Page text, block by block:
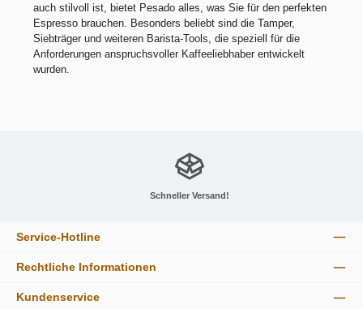
auch stilvoll ist, bietet Pesado alles, was Sie für den perfekten
Espresso brauchen. Besonders beliebt sind die Tamper,
Siebträger und weiteren Barista-Tools, die speziell für die
Anforderungen anspruchsvoller Kaffeeliebhaber entwickelt
wurden.
Schneller Versand!
Service-Hotline
Rechtliche Informationen
Kundenservice